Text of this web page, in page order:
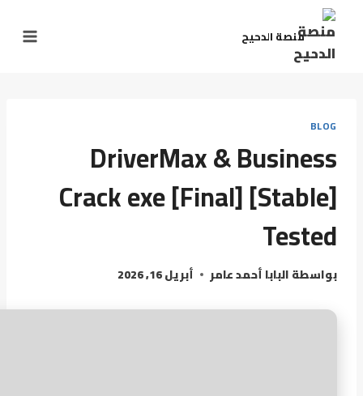
منصة الدحيح
BLOG
DriverMax & Business
Crack exe [Final] [Stable]
Tested
بواسطةالبابا أحمد عامر أبريل 16, 2026